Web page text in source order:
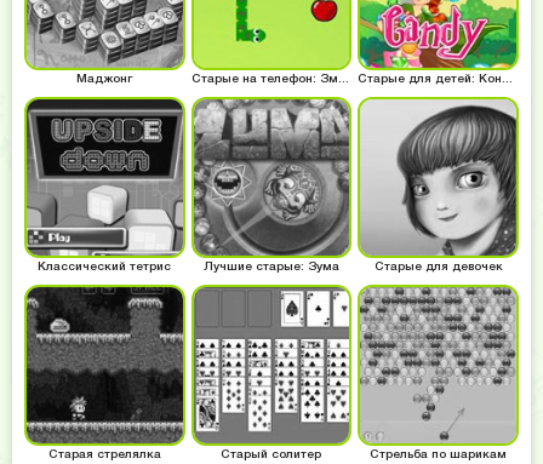
Маджонг Старые на телефон: Змейка Старые для детей: Конфетный тетрис
Классический тетрис Лучшие старые: Зума Старые для девочек
Старая стрелялка Старый солитер Стрельба по шарикам